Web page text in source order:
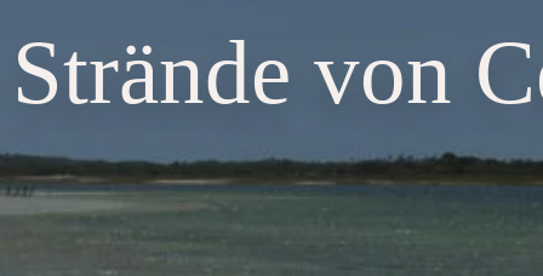
von